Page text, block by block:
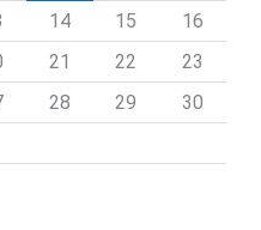
14 15
16
21 22
23
28 29
30